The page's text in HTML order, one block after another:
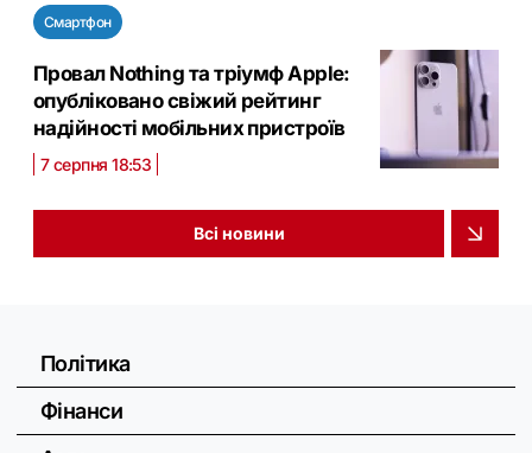
Смартфон
Провал Nothing та тріумф Apple:
опубліковано свіжий рейтинг
надійності мобільних пристроїв
7 серпня 18:53
Всі новини
Політика
Фінанси